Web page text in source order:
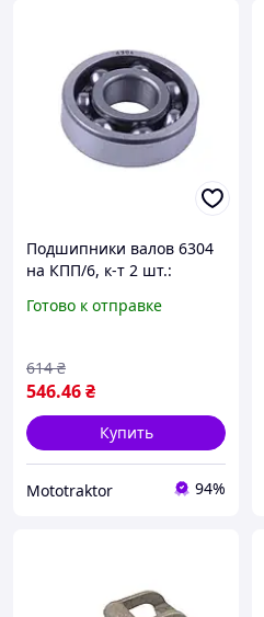
Подшипники валов 6304
на КПП/6, к-т 2 шт.:
пониж.
Готово к отправке
546.46₴
614 ₴
Купить
Mototraktor 94%